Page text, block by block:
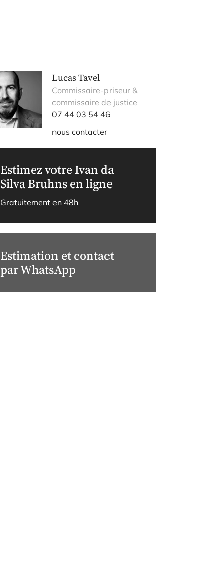
Lucas Tavel
Commissaire-priseur &
commissaire de justice
07 44 03 54 46
nous contacter
Estimez votre Ivan da
Silva Bruhns en ligne
Gratuitement en 48h
Estimation et contact
par WhatsApp